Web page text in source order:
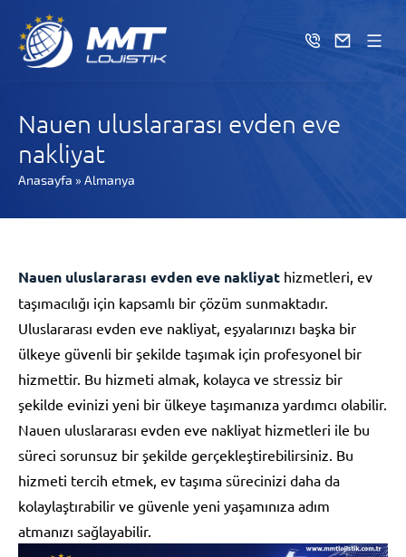
Nauen uluslararası evden eve
nakliyat
Anasayfa » Almanya
Nauen uluslararası evden eve nakliyat hizmetleri, ev
taşımacılığı için kapsamlı bir çözüm sunmaktadır.
Uluslararası evden eve nakliyat, eşyalarınızı başka bir
ülkeye güvenli bir şekilde taşımak için profesyonel bir
hizmettir. Bu hizmeti almak, kolayca ve stressiz bir
şekilde evinizi yeni bir ülkeye taşımanıza yardımcı olabilir.
Nauen uluslararası evden eve nakliyat hizmetleri ile bu
süreci sorunsuz bir şekilde gerçekleştirebilirsiniz. Bu
hizmeti tercih etmek, ev taşıma sürecinizi daha da
kolaylaştırabilir ve güvenle yeni yaşamınıza adım
atmanızı sağlayabilir.